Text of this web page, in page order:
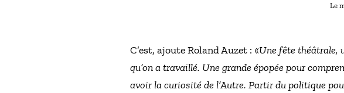
Le
C’est, ajoute Roland Auzet : «Une fête théâtrale,
qu’on a travaillé. Une grande épopée pour
avoir la curiosité de l’Autre. Partir du politique